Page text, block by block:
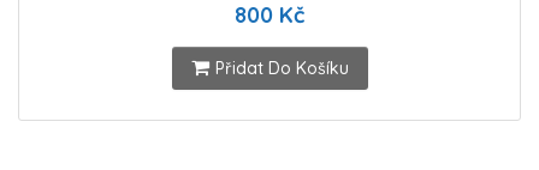
800 Kč
Přidat Do Košíku